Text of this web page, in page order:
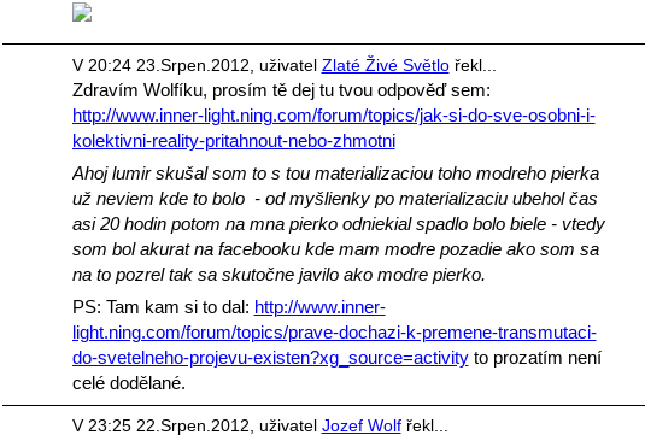
V 20:24 23.Srpen.2012, uživatel Zlaté Živé Světlořekl...
Zdravím Wolfíku, prosím tě dej tu tvou odpověď sem:
http://www.inner-light.ning.com/forum/topics/jak-si-do-sve-osobni-i-
kolektivni-reality-pritahnout-nebo-zhmotni
Ahoj lumir skušal som to s tou materializaciou toho modreho pierka
už neviem kde to bolo - od myšlienky po materializaciu ubehol čas
asi 20 hodin potom na mna pierko odniekial spadlo bolo biele - vtedy
som bol akurat na facebooku kde mam modre pozadie ako som sa
na to pozrel tak sa skutočne javilo ako modre pierko.
PS: Tam kam si to dal: http://www.inner-
light.ning.com/forum/topics/prave-dochazi-k-premene-transmutaci-
do-svetelneho-projevu-existen?xg_source=activityto prozatím není
celé dodělané.
V 23:25 22.Srpen.2012, uživatel Jozef Wolfřekl...